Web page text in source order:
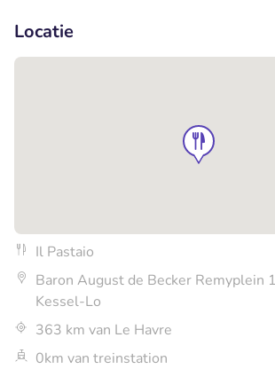
Locatie
Il Pastaio
Baron August de Becker Remyplein
Kessel-Lo
363 km van Le Havre
0km van treinstation